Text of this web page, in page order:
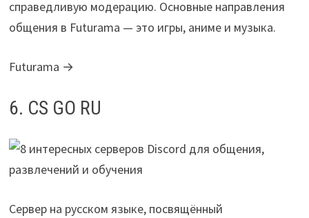
справедливую модерацию. Основные направления
общения в Futurama — это игры, аниме и музыка.
Futurama →
6. CS GO RU
Сервер на русском языке, посвящённый